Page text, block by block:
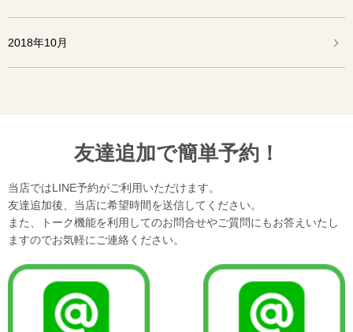
2018年10月
友達追加で簡単予約！
当店ではLINE予約がご利用いただけます。
友達追加後、当店に希望時間を送信してください。
また、トーク機能を利用してのお問合せやご質問にもお答えいたし
ますのでお気軽にご連絡ください。